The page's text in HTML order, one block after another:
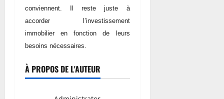
conviennent. Il reste juste à
accorder l’investissement
immobilier en fonction de leurs
besoins nécessaires.
À PROPOS DE L'AUTEUR